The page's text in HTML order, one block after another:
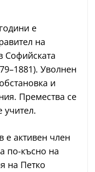
е
на
Софийската
Уволнен
и
Премества се
учител.
е активен член
по-късно на
на Петко